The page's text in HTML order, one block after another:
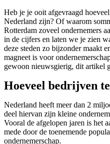
Heb je je ooit afgevraagd
Nederland zijn? Of waarom
Rotterdam zoveel ondernemers
in de cijfers en laten we je zien
deze steden zo bijzonder maakt
magneet is voor
gewoon nieuwsgierig, dit artikel
Hoeveel bedrijven
Nederland heeft meer dan 2
deel hiervan zijn kleine
Vooral de afgelopen jaren is het
mede door de toenemende
ondernemerschap.